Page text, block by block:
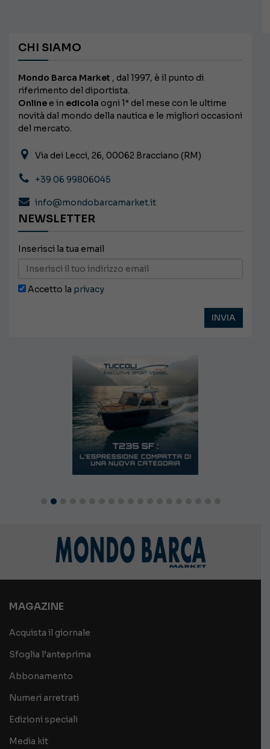
CHI SIAMO
Mondo Barca Market , dal 1997, è il punto di
riferimento del diportista.
Online e in edicola ogni 1° del mese con le ultime
novità dal mondo della nautica e le migliori occasioni
del mercato.
Via dei Lecci, 26, 00062 Bracciano (RM)
+39 06 99806045
info@mondobarcamarket.it
NEWSLETTER
Inserisci la tua email
Accetto la privacy
MAGAZINE
Acquista il giornale
Sfoglia l’anteprima
Abbonamento
Numeri arretrati
Edizioni speciali
Media kit